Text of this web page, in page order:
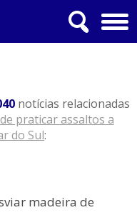
notícias relacionadas
praticar assaltos a
do Sul:
madeira de